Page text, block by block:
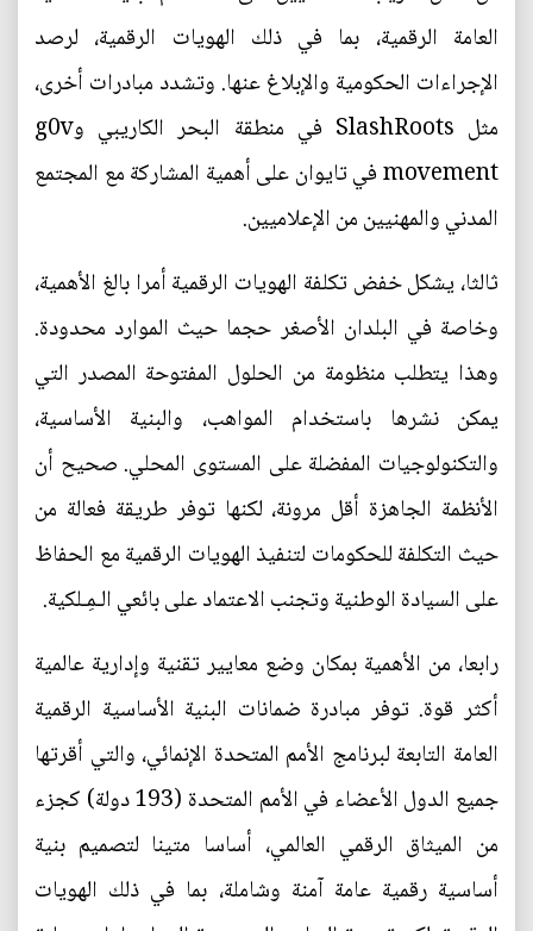
العامة الرقمية، بما في ذلك الهويات الرقمية، لرصد
الإجراءات الحكومية والإبلاغ عنها. وتشدد مبادرات أخرى،
مثل SlashRoots في منطقة البحر الكاريبي وg0v
movement في تايوان على أهمية المشاركة مع المجتمع
المدني والمهنيين من الإعلاميين.
ثالثا، يشكل خفض تكلفة الهويات الرقمية أمرا بالغ الأهمية،
وخاصة في البلدان الأصغر حجما حيث الموارد محدودة.
وهذا يتطلب منظومة من الحلول المفتوحة المصدر التي
يمكن نشرها باستخدام المواهب، والبنية الأساسية،
والتكنولوجيات المفضلة على المستوى المحلي. صحيح أن
الأنظمة الجاهزة أقل مرونة، لكنها توفر طريقة فعالة من
حيث التكلفة للحكومات لتنفيذ الهويات الرقمية مع الحفاظ
على السيادة الوطنية وتجنب الاعتماد على بائعي الـمِـلكية.
رابعا، من الأهمية بمكان وضع معايير تقنية وإدارية عالمية
أكثر قوة. توفر مبادرة ضمانات البنية الأساسية الرقمية
العامة التابعة لبرنامج الأمم المتحدة الإنمائي، والتي أقرتها
جميع الدول الأعضاء في الأمم المتحدة (193 دولة) كجزء
من الميثاق الرقمي العالمي، أساسا متينا لتصميم بنية
أساسية رقمية عامة آمنة وشاملة، بما في ذلك الهويات